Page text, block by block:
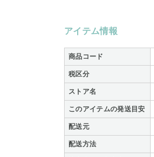
アイテム情報
商品コード
税区分
ストア名
このアイテムの発送目安
配送元
配送方法